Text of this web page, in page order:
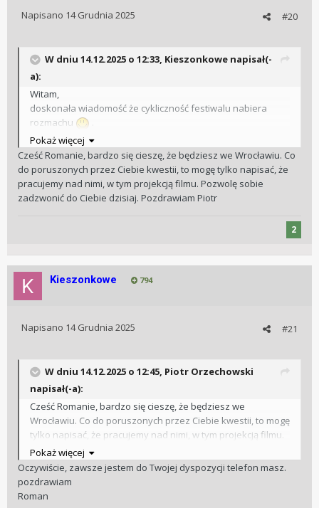
#20
Napisano 14 Grudnia 2025
W dniu 14.12.2025 o 12:33, Kieszonkowe napisał(-
a):
Witam,
doskonała wiadomość że cykliczność festiwalu nabiera
rozmachu
Już zapisałem w terminarzu 19-21 czerwca i mam nadzieję że
zdrowie pozwoli mi być z Wami.
Może uda mi się też coś ciekawego przygotować i przywieźć.
Dobrym pomysłem jest też co sugerowałem rozszerzenie
formuły festiwalu o targi zegarkowe.
i zrobić w ramach festiwalu kilka projekcji.
A co do odległości
radę
Chcieć to móc
Miłego końca niedzieli
Roman
Pokaż więcej
Cześć Romanie, bardzo się cieszę, że będziesz we Wrocławiu. Co
do poruszonych przez Ciebie kwestii, to mogę tylko napisać, że
pracujemy nad nimi, w tym projekcją filmu. Pozwolę sobie
zadzwonić do Ciebie dzisiaj. Pozdrawiam Piotr
2
Kieszonkowe 794
#21
Napisano 14 Grudnia 2025
W dniu 14.12.2025 o 12:45, Piotr Orzechowski
napisał(-a):
Cześć Romanie, bardzo się cieszę, że będziesz we
Wrocławiu. Co do poruszonych przez Ciebie kwestii, to mogę
tylko napisać, że pracujemy nad nimi, w tym projekcją filmu.
Pozwolę sobie zadzwonić do Ciebie dzisiaj. Pozdrawiam
Piotr
Pokaż więcej
Oczywiście, zawsze jestem do Twojej dyspozycji telefon masz.
pozdrawiam
Roman